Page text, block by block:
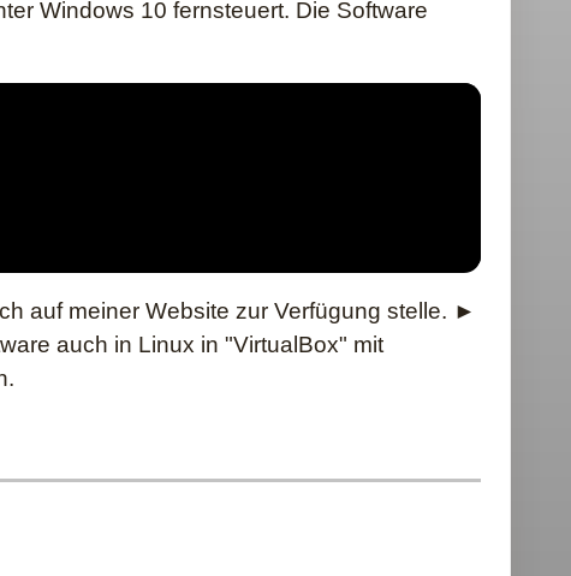
Windows 10 fernsteuert. Die Software
auf meiner Website zur Verfügung stelle. ►
auch in Linux in "VirtualBox" mit